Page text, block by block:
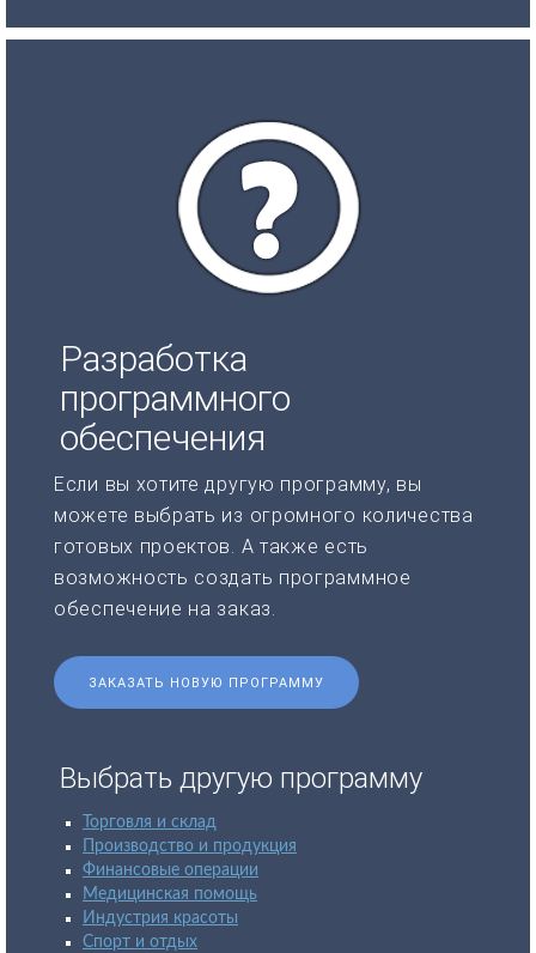
Разработка
программного
обеспечения
Если вы хотите другую программу, вы
можете выбрать из огромного количества
готовых проектов. А также есть
возможность создать программное
обеспечение на заказ.
ЗАКАЗАТЬ НОВУЮ ПРОГРАММУ
Выбрать другую программу
Торговля и склад
Производство и продукция
Финансовые операции
Медицинская помощь
Индустрия красоты
Спорт и отдых